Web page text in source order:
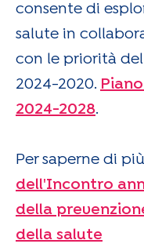
consente di
salute in
con le priorità
2024-2020.
2024-2028.
Per saperne di
dell'Incontro
della
della salute